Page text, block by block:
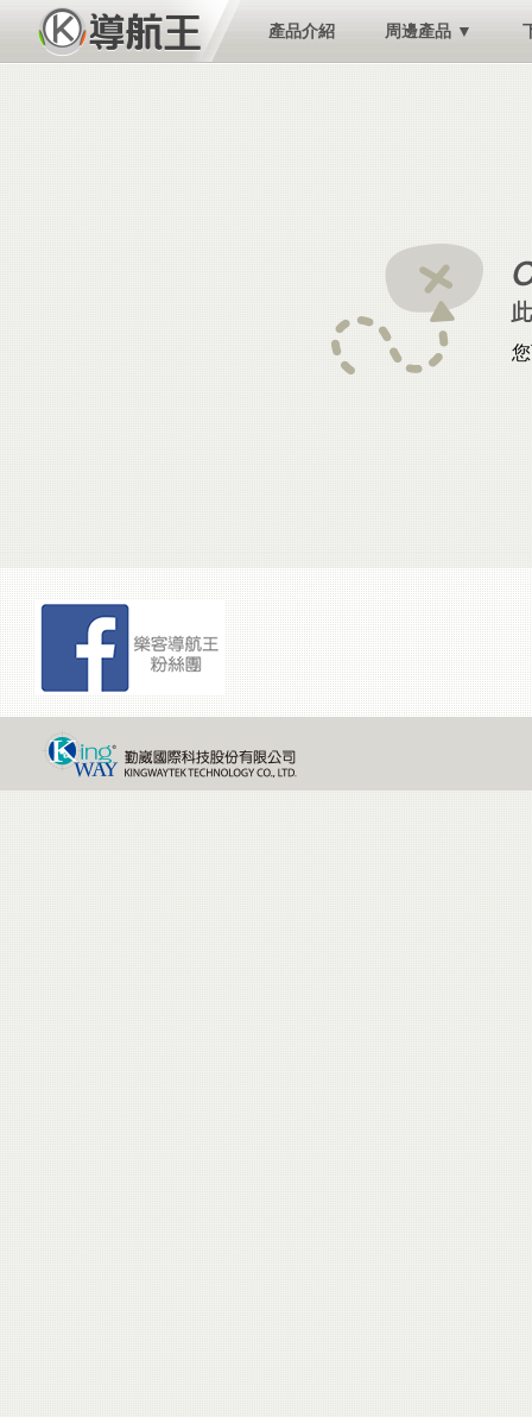
產品介紹 周邊產品 ▼